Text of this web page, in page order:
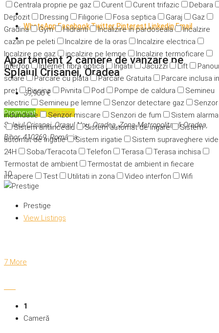
Centrala proprie pe gaz
Curent Curent trifazic
Debara
Depozit
Dressing Filigorie Fosa septica Garaj
Gaz
Gradina
Gym Hidranti Incalizire in pardoseala
Incalzire
cazan pe peleti
Incalzire de la oras
Incalzire electrica
Incalzire pe gaz
incalzire pe lemne
Incalzire termoficare
Interfon
Internet fibra optica Irigatii Jacuzzi Lift
solare
Parcare cu plata Parcare Gratuita
Parcare inclusa in
pret
Piscina Pivnita Pod Pompe de caldura
Semineu
electric
Semineu pe lemne Senzor detectare gaz
Senzor
indundatie
Senzor miscare Senzori de fum
Sistem alarma
Sistem antiincediu
Sistem automat de irigare
Sistem
automat de irigatie
Sistem irigatie
Sistem supraveghere
24H
Soba/Teracota Telefon Terasa
Terasa inchisa
Termostat de ambient
Termostat de ambient in fiecare
incapere
Test Utilitati in zona Video interfon Wifi
WhatsAppFacebookTwitter Pinterest LinkedinEmail
Apartament 2 camere de vanzare pe
Splaiul Crisanei, Oradea
59,900 €
PromovatDe vânzare
Splaiul Crișanei, Orașul Nou, Oradea, Zona Metropolitană Oradea,
Bihor, 410269, România
10
Prestige
View Listings
7 More
1
Cameră